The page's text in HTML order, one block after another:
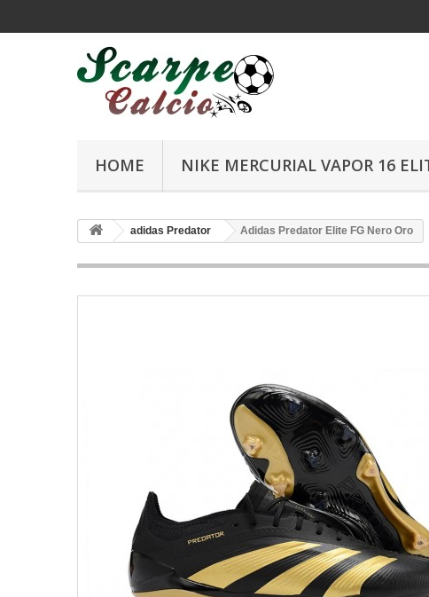
HOME NIKE MERCURIAL VAPOR 16
adidas Predator Adidas Predator Elite FG Nero Oro